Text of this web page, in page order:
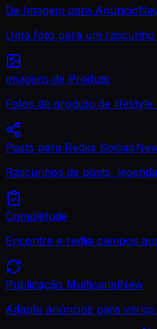
De Imagem para Anúncio
Uma foto para um
Imagens de Produto
Fotos de produto de
Posts para Redes Sociais
Rascunhos de posts,
Completude
Encontre e redija campos
Publicação MulticanalNew
Adapte anúncios para